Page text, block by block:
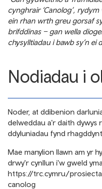
cynghrair ‘Canolog’,
ein rhan wrth greu gorsaf
brifddinas – gan wella
chysylltiadau i bawb sy’n ei
Nodiadau i
Noder, at ddibenion
delweddau a'r daith dywys
ddyluniadau fynd
Mae manylion llawn am yr
drwy'r cynllun i'w gweld
https://trc.cymru/
canolog